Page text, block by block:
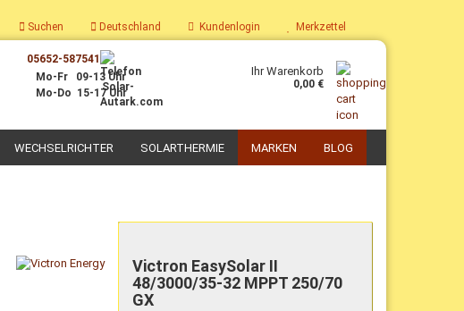
Suchen Deutschland Kundenlogin Merkzettel
05652-587541
Mo-Fr 09-13 Uhr
Mo-Do 15-17 Uhr
Ihr Warenkorb
0,00 €
WECHSELRICHTER SOLARTHERMIE
PV-Boiler
Nachrüst-Sets PV-Thermie
Zubehör für PV-Thermie
Parabolkocher
Selbstbau Solarkocher
MARKEN BLOG
Victron EasySolar II
48/3000/35-32 MPPT 250/70
GX